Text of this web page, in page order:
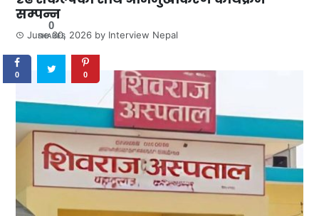
सम्पन्न
June 30, 2026 by Interview Nepal
0
SHARES
0 0